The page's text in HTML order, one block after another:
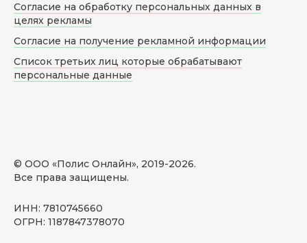
© ООО «Полис Онлайн», 2019-2026.
Все права защищены.
ИНН: 7810745660
ОГРН: 1187847378070
Согласие на обработку персональных данных в
целях рекламы
Согласие на получение рекламной информации
Список третьих лиц которые обрабатывают
персональные данные